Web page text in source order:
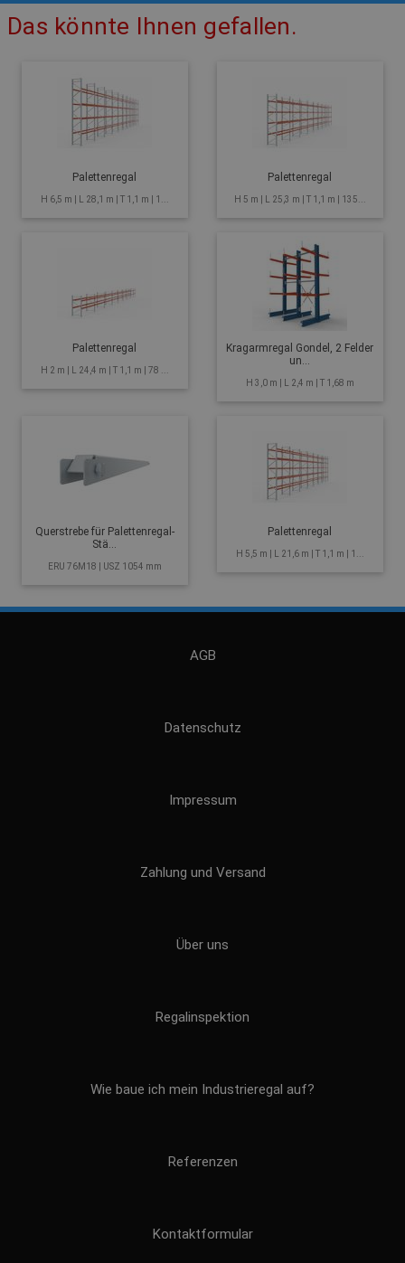
Das könnte Ihnen gefallen.
Palettenregal
H 6,5 m | L 28,1 m | T 1,1 m | 1...
Palettenregal
H 5 m | L 25,3 m | T 1,1 m | 135...
Palettenregal
H 2 m | L 24,4 m | T 1,1 m | 78 ...
Kragarmregal Gondel, 2 Felder
un...
H 3,0 m | L 2,4 m | T 1,68 m
Querstrebe für Palettenregal-
Stä...
ERU 76M18 | USZ 1054 mm
Palettenregal
H 5,5 m | L 21,6 m | T 1,1 m | 1...
AGB
Datenschutz
Impressum
Zahlung und Versand
Über uns
Regalinspektion
Wie baue ich mein Industrieregal auf?
Referenzen
Kontaktformular